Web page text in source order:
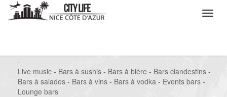
Live music - Bars à sushis - Bars à bière - Bars clandestins -
Bars à salades - Bars à vins - Bars à vodka - Events bars -
Lounge bars